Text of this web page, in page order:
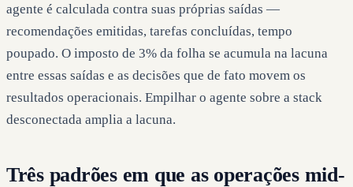
agente é calculada contra suas próprias saídas —
recomendações emitidas, tarefas concluídas, tempo
poupado. O imposto de 3% da folha se acumula na lacuna
entre essas saídas e as decisões que de fato movem os
resultados operacionais. Empilhar o agente sobre a stack
desconectada amplia a lacuna.
Três padrões em que as operações mid-